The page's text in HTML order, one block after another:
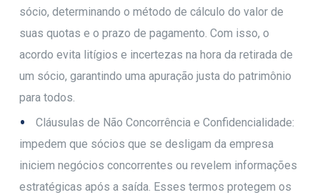
sócio, determinando o método de cálculo do valor de
suas quotas e o prazo de pagamento. Com isso, o
acordo evita litígios e incertezas na hora da retirada de
um sócio, garantindo uma apuração justa do patrimônio
para todos.
Cláusulas de Não Concorrência e Confidencialidade:
impedem que sócios que se desligam da empresa
iniciem negócios concorrentes ou revelem informações
estratégicas após a saída. Esses termos protegem os